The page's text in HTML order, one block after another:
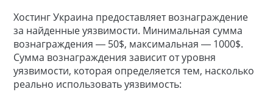
Хостинг Украина предоставляет вознаграждение
за найденные уязвимости. Минимальная сумма
вознаграждения — 50$, максимальная — 1000$.
Сумма вознаграждения зависит от уровня
уязвимости, которая определяется тем, насколько
реально использовать уязвимость: